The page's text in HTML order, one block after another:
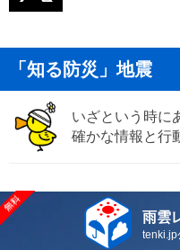
「知る防災」地震
いざという時に
確かな情報と行
雨雲